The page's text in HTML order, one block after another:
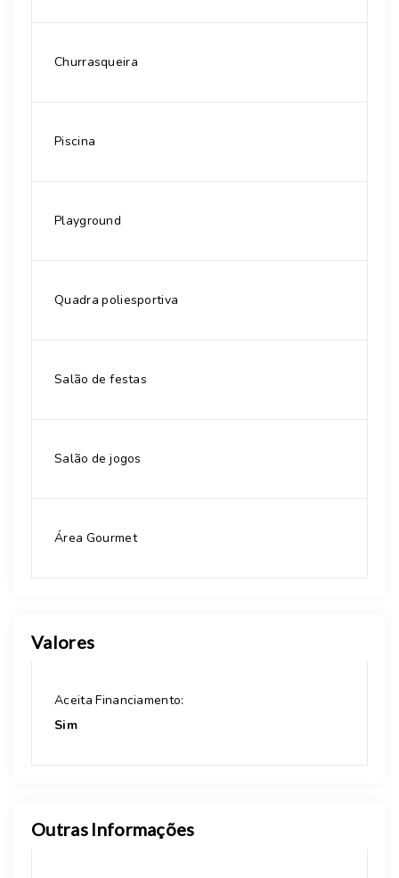
Churrasqueira
Piscina
Playground
Quadra poliesportiva
Salão de festas
Salão de jogos
Área Gourmet
Valores
Aceita Financiamento:
Sim
Outras Informações